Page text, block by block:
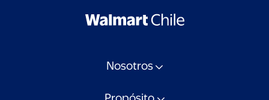
Nosotros